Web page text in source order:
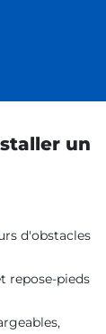
un
d'obstacles
repose-pieds